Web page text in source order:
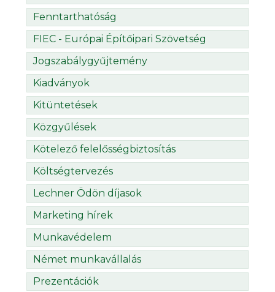
Fenntarthatóság
FIEC - Európai Építőipari Szövetség
Jogszabálygyűjtemény
Kiadványok
Kitüntetések
Közgyűlések
Kötelező felelősségbiztosítás
Költségtervezés
Lechner Ödön díjasok
Marketing hírek
Munkavédelem
Német munkavállalás
Prezentációk